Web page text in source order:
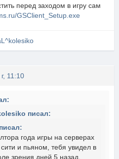
перед заходом в игру сам
GSClient_Setup.exe
11:10
писал:
года игры на серверах
и пьяном, тебя увидел в
зрения дней 5 назад,